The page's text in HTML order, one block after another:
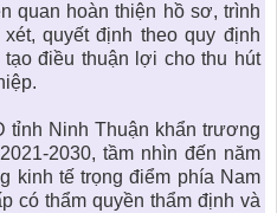
quan hoàn thiện hồ sơ, trình
quyết định theo quy định
điều thuận lợi cho thu hút
tỉnh Ninh Thuận khẩn trương
2030, tầm nhìn đến năm
kinh tế trọng điểm phía Nam
có thẩm quyền thẩm định và